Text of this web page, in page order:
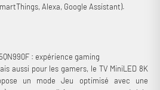
Alexa, Google Assistant).
: expérience gaming
aussi pour les gamers, le TV MiniLED 8K
un mode Jeu optimisé avec une